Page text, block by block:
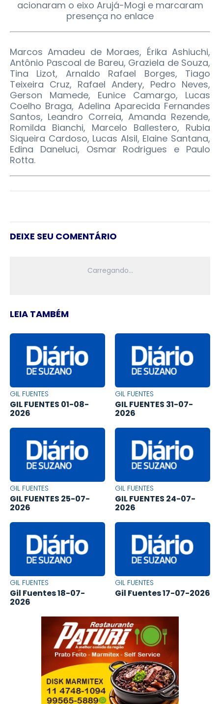
acionaram o eixo Arujá-Mogi e marcaram
presença no enlace
Marcos Amadeu de Moraes, Érika Ashiuchi,
Antônio Pascoal de Bareu, Graziela de Souza,
Tina Lizot, Arnaldo Rafael Borges, Tiago
Teixeira Cruz, Rafael Andery, Pedro Neves,
Gerson Mamede, Eunice Camargo, Lucas
Coelho Braga, Adelina Aparecida Fernandes
Santos, Leandro Correia, Amanda Rezende,
Romilda Bianchi, Marcelo Ballestero, Rubia
Siqueira Cardoso, Lucas Alsil, Elaine Santana,
Edina Daneluci, Osmar Rodrigues e Paulo
Rotta.
DEIXE SEU COMENTÁRIO
LEIA TAMBÉM
GIL FUENTES
GIL FUENTES 01-08-
2026
GIL FUENTES
GIL FUENTES 31-07-
2026
GIL FUENTES
GIL FUENTES 25-07-
2026
GIL FUENTES
GIL FUENTES 24-07-
2026
GIL FUENTES
Gil Fuentes 18-07-
2026
GIL FUENTES
Gil Fuentes 17-07-2026